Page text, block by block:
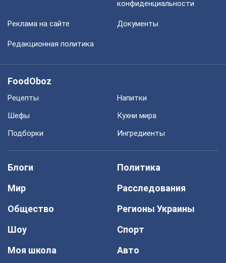
конфиденциальности
Реклама на сайте Документы
Редакционная политика
FoodOboz
Рецепты
Напитки
Шефы
Кухни мира
Подборки
Ингредиенты
Блоги
Политика
Мир
Расследования
Общество
Регионы Украины
Шоу
Спорт
Моя школа
Авто